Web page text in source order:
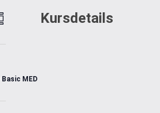
MED
Kursdetails